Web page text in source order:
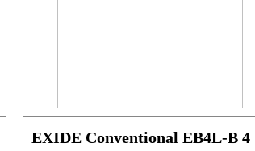
EXIDE Conventional EB4L-B 4